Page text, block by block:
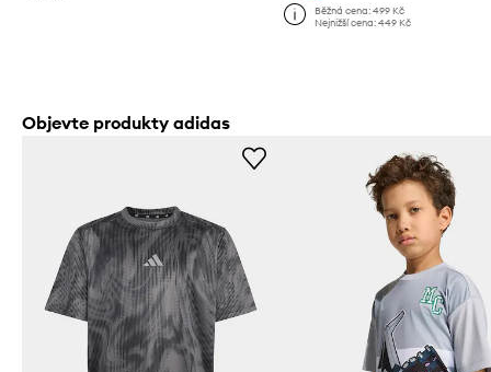
Běžná cena: 499 Kč
Nejnižší cena: 449 Kč
Objevte produkty adidas